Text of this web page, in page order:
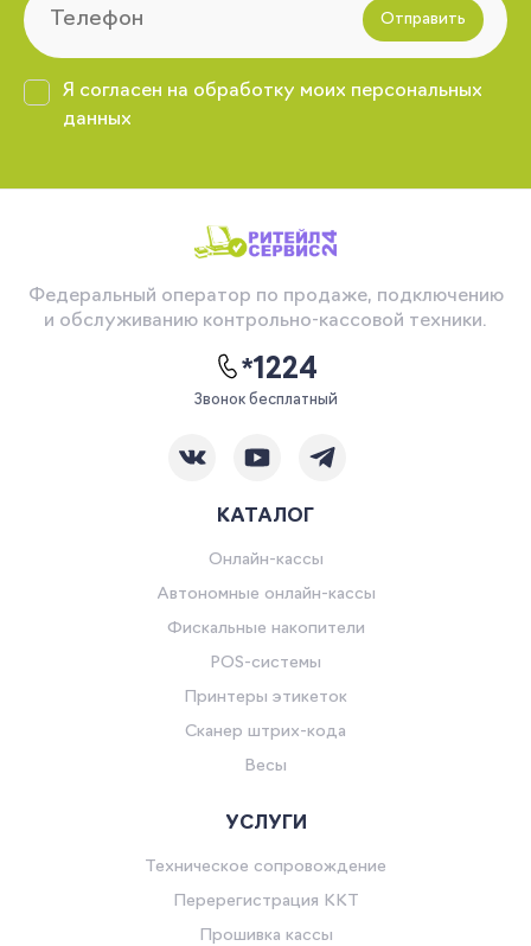
Отправить
Я согласен на обработку моих персональных
данных
Федеральный оператор по продаже, подключению
и обслуживанию контрольно-кассовой техники.
*1224
Звонок бесплатный
КАТАЛОГ
Онлайн-кассы
Автономные онлайн-кассы
Фискальные накопители
POS-системы
Принтеры этикеток
Сканер штрих-кода
Весы
УСЛУГИ
Техническое сопровождение
Перерегистрация ККТ
Прошивка кассы